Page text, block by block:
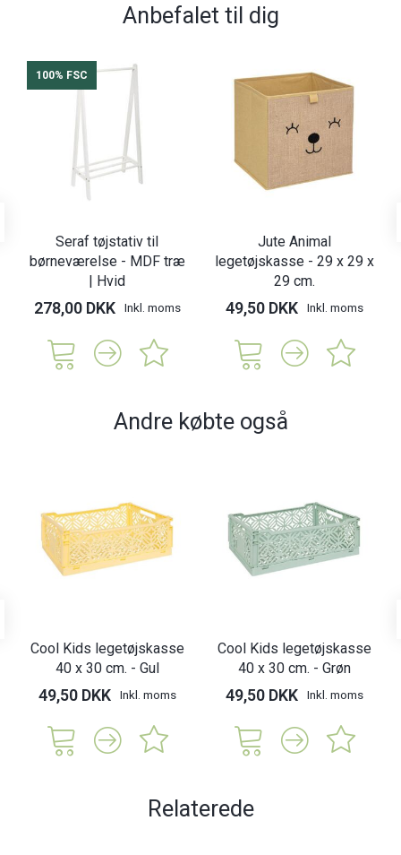
Anbefalet til dig
100% FSC
Seraf tøjstativ til
børneværelse - MDF træ
| Hvid
278,00 DKK Inkl. moms
Jute Animal
legetøjskasse - 29 x 29 x
29 cm.
49,50 DKK Inkl. moms
Andre købte også
Cool Kids legetøjskasse
40 x 30 cm. - Gul
49,50 DKK Inkl. moms
Cool Kids legetøjskasse
40 x 30 cm. - Grøn
49,50 DKK Inkl. moms
Relaterede